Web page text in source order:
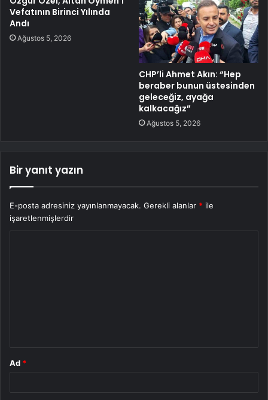
Vefatının Birinci Yılında
Andı
Ağustos 5, 2026
CHP’li Ahmet Akın: “Hep
beraber bunun üstesinden
geleceğiz, ayağa
kalkacağız”
Ağustos 5, 2026
Bir yanıt yazın
E-posta adresiniz yayınlanmayacak. Gerekli alanlar * ile
işaretlenmişlerdir
Ad *